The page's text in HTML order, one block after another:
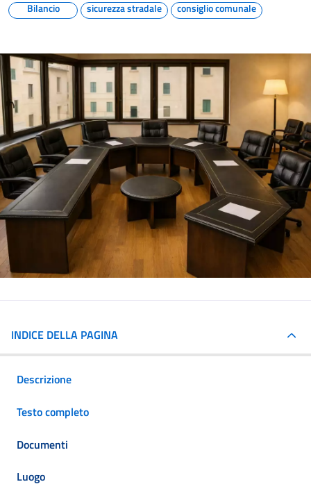
Bilancio sicurezza stradale consiglio comunale
INDICE DELLA PAGINA
Descrizione
Testo completo
Documenti
Luogo